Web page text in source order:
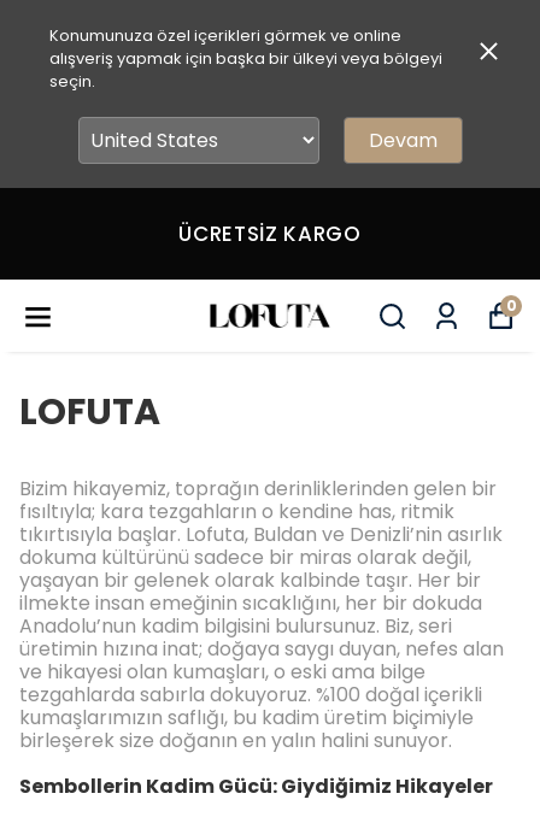
Konumunuza özel içerikleri görmek ve online
alışveriş yapmak için başka bir ülkeyi veya bölgeyi
seçin.
Devam
ÜCRETSİZ KARGO
0
LOFUTA
Bizim hikayemiz, toprağın derinliklerinden gelen bir
fısıltıyla; kara tezgahların o kendine has, ritmik
tıkırtısıyla başlar. Lofuta, Buldan ve Denizli’nin asırlık
dokuma kültürünü sadece bir miras olarak değil,
yaşayan bir gelenek olarak kalbinde taşır. Her bir
ilmekte insan emeğinin sıcaklığını, her bir dokuda
Anadolu’nun kadim bilgisini bulursunuz. Biz, seri
üretimin hızına inat; doğaya saygı duyan, nefes alan
ve hikayesi olan kumaşları, o eski ama bilge
tezgahlarda sabırla dokuyoruz. %100 doğal içerikli
kumaşlarımızın saflığı, bu kadim üretim biçimiyle
birleşerek size doğanın en yalın halini sunuyor.
Sembollerin Kadim Gücü: Giydiğimiz Hikayeler